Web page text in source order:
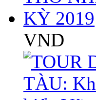
VND